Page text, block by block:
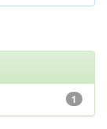
1